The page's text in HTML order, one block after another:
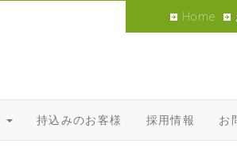
Home
持込みのお客様 採用情報 お